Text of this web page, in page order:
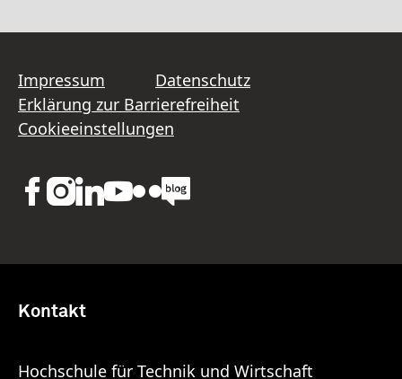
Impressum
Datenschutz
Erklärung zur Barrierefreiheit
Cookieeinstellungen
Kontakt
Hochschule für Technik und Wirtschaft